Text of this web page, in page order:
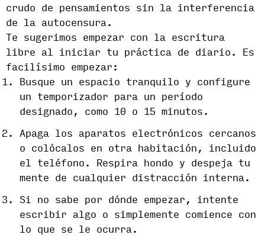
crudo de pensamientos sin la interferencia
de la autocensura.
Te sugerimos empezar con la escritura
libre al iniciar tu práctica de diario. Es
facilísimo empezar:
Busque un espacio tranquilo y configure
un temporizador para un período
designado, como 10 o 15 minutos.
Apaga los aparatos electrónicos cercanos
o colócalos en otra habitación, incluido
el teléfono. Respira hondo y despeja tu
mente de cualquier distracción interna.
Si no sabe por dónde empezar, intente
escribir algo o simplemente comience con
lo que se le ocurra.